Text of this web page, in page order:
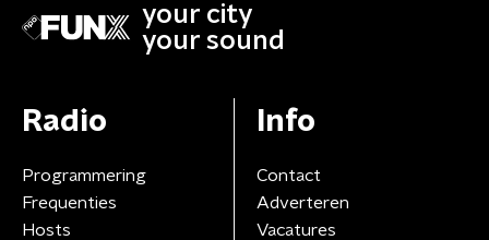
your city
your sound
Radio
Programmering
Frequenties
Hosts
Info
Contact
Adverteren
Vacatures